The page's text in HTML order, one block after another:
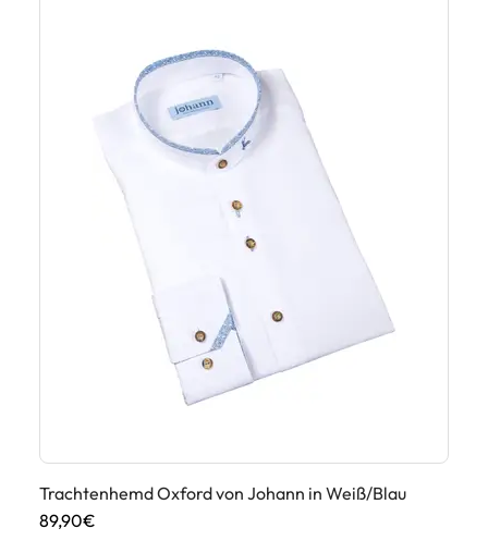
Trachtenhemd Oxford von Johann in Weiß/Blau
89,90€